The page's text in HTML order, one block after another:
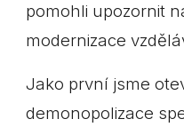
pomohli upozornit
modernizace
Jako první jsme
demonopolizace